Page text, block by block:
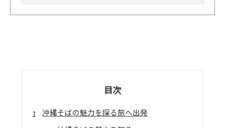
目次
沖縄そばの魅力を探る旅へ出発